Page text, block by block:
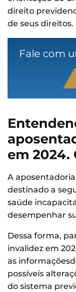
direito
de seus direitos.
Fale com
em 2024.
A
destinado a
saúde
desempenhar
Dessa forma,
invalidez em
as
possíveis
do sistema